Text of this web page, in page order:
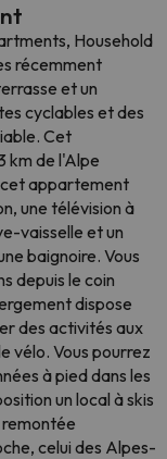
Household
récemment
et un
cyclables et des
Cet
km de l'Alpe
cet appartement
une télévision à
vaisselle et un
baignoire. Vous
depuis le coin
dispose
des activités aux
vélo. Vous pourrez
à pied dans les
un local à skis
remontée
celui des Alpes-